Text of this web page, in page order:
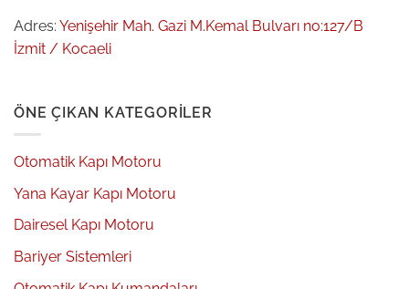
Adres: Yenişehir Mah. Gazi M.Kemal Bulvarı no:127/B
İzmit / Kocaeli
ÖNE ÇIKAN KATEGORILER
Otomatik Kapı Motoru
Yana Kayar Kapı Motoru
Dairesel Kapı Motoru
Bariyer Sistemleri